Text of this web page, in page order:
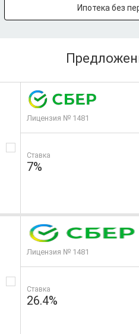
Ипотека без
Лицензия № 1481
Ставка
7%
Лицензия № 1481
Ставка
26.4%